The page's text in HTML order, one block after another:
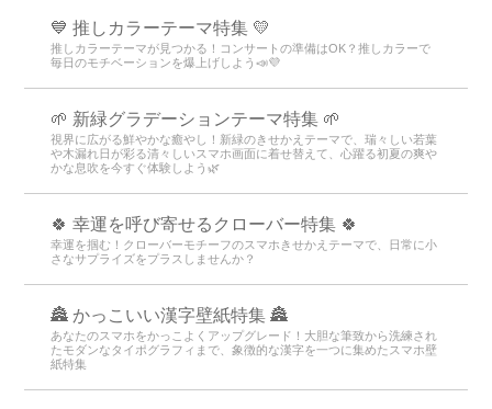
💙 推しカラーテーマ特集 💛
推しカラーテーマが見つかる！コンサートの準備はOK？推しカラーで
毎日のモチベーションを爆上げしよう📣💜
🌱 新緑グラデーションテーマ特集 🌱
視界に広がる鮮やかな癒やし！新緑のきせかえテーマで、瑞々しい若葉
や木漏れ日が彩る清々しいスマホ画面に着せ替えて、心躍る初夏の爽や
かな息吹を今すぐ体験しよう🌿
🍀 幸運を呼び寄せるクローバー特集 🍀
幸運を掴む！クローバーモチーフのスマホきせかえテーマで、日常に小
さなサプライズをプラスしませんか？
🏯 かっこいい漢字壁紙特集 🏯
あなたのスマホをかっこよくアップグレード！大胆な筆致から洗練され
たモダンなタイポグラフィまで、象徴的な漢字を一つに集めたスマホ壁
紙特集